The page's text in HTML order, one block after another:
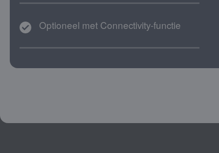
Optioneel met Connectivity-functie